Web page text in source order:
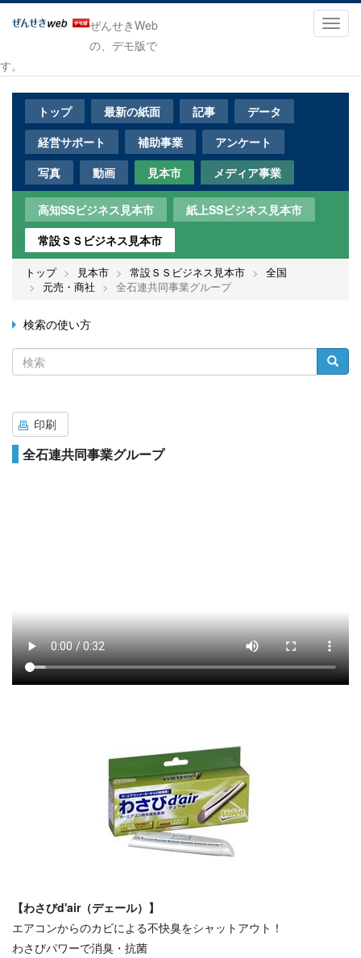
メ
ン
ぜんせきWeb
の、デモ版で
す。
トップ 最新の紙面 記事
データ
経営サポート
補助事業
アンケート
写真
動画 見本市 メディア事業
高知SSビジネス見本市
紙上SSビジネス見本市
常設ＳＳビジネス見本市
トップ 見本市 常設ＳＳビジネス見本市
全国
元売・商社
全石連共同事業グループ
検索の使い方
検
索
検索
印刷
全石連共同事業グループ
【わさびd'air（デェール）】
エアコンからのカビによる不快臭をシャットアウト！
わさびパワーで消臭・抗菌